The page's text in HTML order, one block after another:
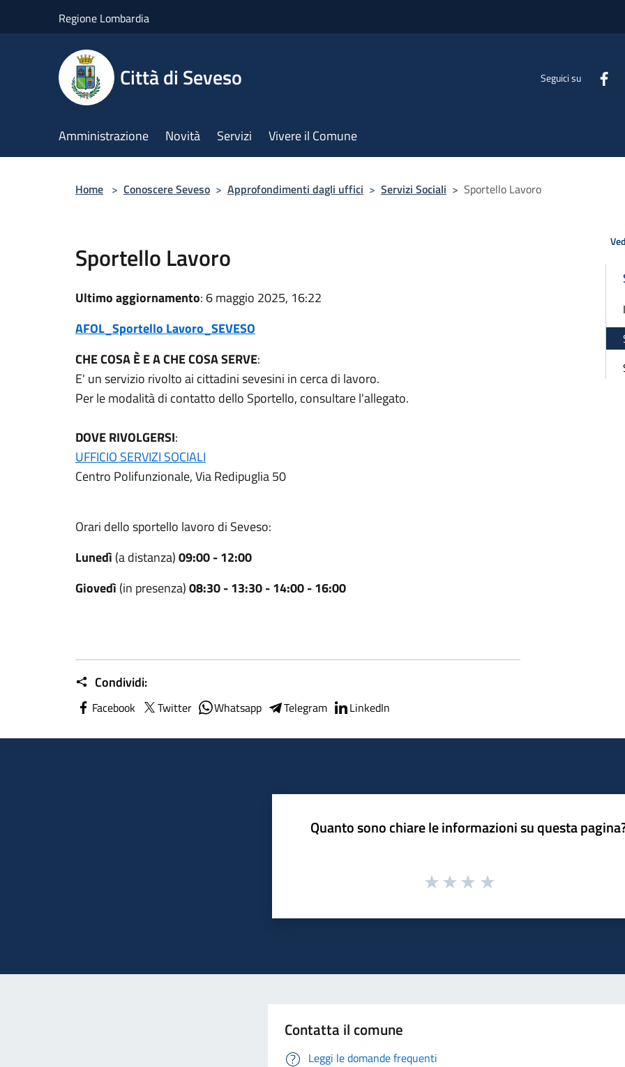
Regione Lombardia
Città di Seveso Seguici su
Amministrazione Novità Servizi Vivere il Comune
Home > Conoscere Seveso > Approfondimenti dagli uffici > Servizi Sociali > Sportello Lavoro
Sportello Lavoro
Ultimo aggiornamento: 6 maggio 2025, 16:22
AFOL_Sportello Lavoro_SEVESO
CHE COSA È E A CHE COSA SERVE:
E' un servizio rivolto ai cittadini sevesini in cerca di lavoro.
Per le modalità di contatto dello Sportello, consultare l'allegato.
DOVE RIVOLGERSI:
UFFICIO SERVIZI SOCIALI
Centro Polifunzionale, Via Redipuglia 50
Orari dello sportello lavoro di Seveso:
Lunedì (a distanza)09:00 - 12:00
Giovedì (in presenza)08:30 - 13:30 - 14:00 - 16:00
Condividi:
Facebook Twitter Whatsapp Telegram LinkedIn
Quanto sono chiare le informazioni su questa
Contatta il comune
Leggi le domande frequenti